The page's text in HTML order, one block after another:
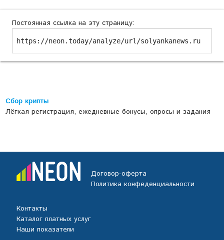
Постоянная ссылка на эту страницу:
https://neon.today/analyze/url/solyankanews.ru
Сбор крипты
Лёгкая регистрация, ежедневные бонусы, опросы и задания
Договор-оферта
Политика конфеденциальности
Контакты
Каталог платных услуг
Наши показатели